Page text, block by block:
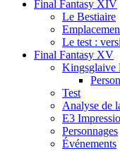
Final Fantasy XIV
Le Bestiaire
Le test :
Final Fantasy XV
Kingsglaive
Test
Analyse de
E3
Personnages
Événements